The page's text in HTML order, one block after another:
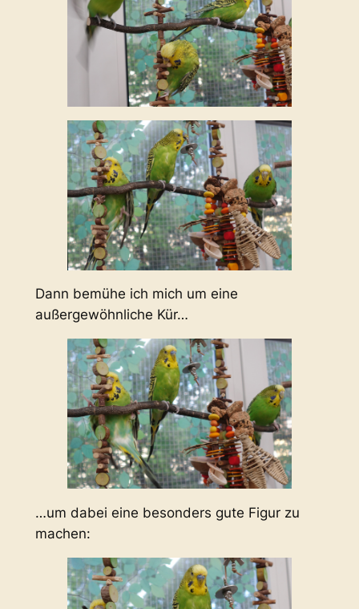
Dann bemühe ich mich um eine
außergewöhnliche Kür…
…um dabei eine besonders gute Figur zu
machen: